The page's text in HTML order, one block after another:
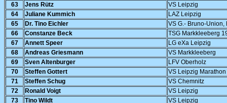
63
Jens Rütz
VS Leipzig
64
Juliane Kummich
LAZ Leipzig
65
Dr. Tino Eichler
VS G.- Bruno-Union,
66
Constanze Beck
TSG Markkleeberg
67
Annett Speer
LG eXa Leipzig
68
Andreas Griesmann
VS Markkleeberg
69
Sven Altenburger
LFV Oberholz
70
Steffen Gottert
VS Leipzig Marathon
71
Steffen Schug
VS Chemnitz
72
Ronald Voigt
VS Leipzig
73
Tino Wildt
VS Leipzig